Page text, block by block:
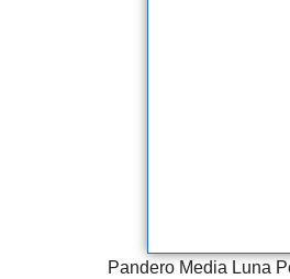
Pandero Media Luna